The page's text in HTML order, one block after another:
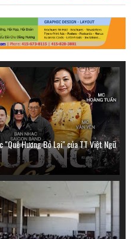
"Quê Hương Bỏ Lại" của TT Việt Ngữ